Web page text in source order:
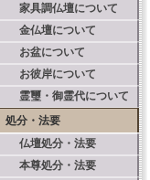
家具調仏壇について
金仏壇について
お盆について
お彼岸について
霊璽・御霊代について
処分・法要
仏壇処分・法要
本尊処分・法要